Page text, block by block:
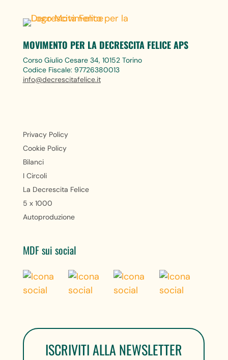
MOVIMENTO PER LA DECRESCITA FELICE APS
Corso Giulio Cesare 34, 10152 Torino
Codice Fiscale: 97726380013
info@decrescitafelice.it
Privacy Policy
Cookie Policy
Bilanci
I Circoli
La Decrescita Felice
5 x 1000
Autoproduzione
MDF sui social
ISCRIVITI ALLA NEWSLETTER